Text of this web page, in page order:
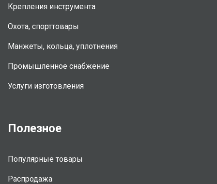
Крепления инструмента
Охота, спорттовары
Манжеты, кольца, уплотнения
Промышленное снабжение
Услуги изготовления
Полезное
Популярные товары
Распродажа